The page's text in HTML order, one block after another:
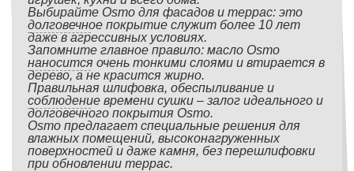
Выбирайте Osmo для фасадов и террас: это
долговечное покрытие служит более 10 лет
даже в агрессивных условиях.
Запомните главное правило: масло Osmo
наносится очень тонкими слоями и втирается в
дерево, а не красится жирно.
Правильная шлифовка, обеспыливание и
соблюдение времени сушки – залог идеального и
долговечного покрытия Osmo.
Osmo предлагает специальные решения для
влажных помещений, высоконагруженных
поверхностей и даже камня, без перешлифовки
при обновлении террас.